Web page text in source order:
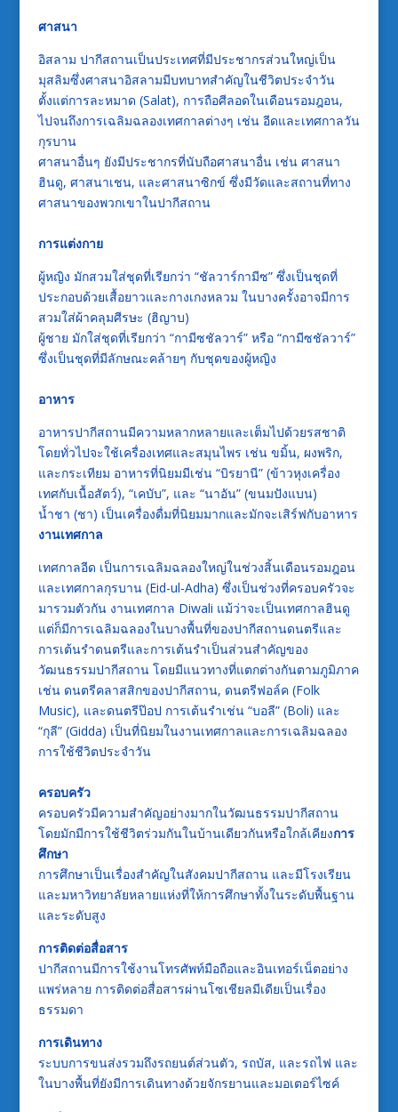
ศาสนา
อิสลาม ปากีสถานเป็นประเทศที่มีประชากรส่วนใหญ่เป็น
มุสลิมซึ่งศาสนาอิสลามมีบทบาทสำคัญในชีวิตประจำวัน
ตั้งแต่การละหมาด (Salat), การถือศีลอดในเดือนรอมฎอน,
ไปจนถึงการเฉลิมฉลองเทศกาลต่างๆ เช่น อีดและเทศกาลวัน
กุรบาน
ศาสนาอื่นๆ ยังมีประชากรที่นับถือศาสนาอื่น เช่น ศาสนา
ฮินดู, ศาสนาเชน, และศาสนาซิกข์ ซึ่งมีวัดและสถานที่ทาง
ศาสนาของพวกเขาในปากีสถาน
การแต่งกาย
ผู้หญิง มักสวมใส่ชุดที่เรียกว่า “ชัลวาร์กามีซ” ซึ่งเป็นชุดที่
ประกอบด้วยเสื้อยาวและกางเกงหลวม ในบางครั้งอาจมีการ
สวมใส่ผ้าคลุมศีรษะ (ฮิญาบ)
ผู้ชาย มักใส่ชุดที่เรียกว่า “กามีซชัลวาร์” หรือ “กามีซชัลวาร์”
ซึ่งเป็นชุดที่มีลักษณะคล้ายๆ กับชุดของผู้หญิง
อาหาร
อาหารปากีสถานมีความหลากหลายและเต็มไปด้วยรสชาติ
โดยทั่วไปจะใช้เครื่องเทศและสมุนไพร เช่น ขมิ้น, ผงพริก,
และกระเทียม อาหารที่นิยมมีเช่น “บิรยานี” (ข้าวหุงเครื่อง
เทศกับเนื้อสัตว์), “เคบับ”, และ “นาอัน” (ขนมปังแบน)
น้ำชา (ชา) เป็นเครื่องดื่มที่นิยมมากและมักจะเสิร์ฟกับอาหาร
งานเทศกาล
เทศกาลอีด เป็นการเฉลิมฉลองใหญ่ในช่วงสิ้นเดือนรอมฎอน
และเทศกาลกุรบาน (Eid-ul-Adha) ซึ่งเป็นช่วงที่ครอบครัวจะ
มารวมตัวกัน งานเทศกาล Diwali แม้ว่าจะเป็นเทศกาลฮินดู
แต่ก็มีการเฉลิมฉลองในบางพื้นที่ของปากีสถานดนตรีและ
การเต้นรำดนตรีและการเต้นรำเป็นส่วนสำคัญของ
วัฒนธรรมปากีสถาน โดยมีแนวทางที่แตกต่างกันตามภูมิภาค
เช่น ดนตรีคลาสสิกของปากีสถาน, ดนตรีฟอล์ค (Folk
Music), และดนตรีป๊อป การเต้นรำเช่น “บอลี” (Boli) และ
“กุลี” (Gidda) เป็นที่นิยมในงานเทศกาลและการเฉลิมฉลอง
การใช้ชีวิตประจำวัน
ครอบครัว
ครอบครัวมีความสำคัญอย่างมากในวัฒนธรรมปากีสถาน
โดยมักมีการใช้ชีวิตร่วมกันในบ้านเดียวกันหรือใกล้เคียงการ
ศึกษา
การศึกษาเป็นเรื่องสำคัญในสังคมปากีสถาน และมีโรงเรียน
และมหาวิทยาลัยหลายแห่งที่ให้การศึกษาทั้งในระดับพื้นฐาน
และระดับสูง
การติดต่อสื่อสาร
ปากีสถานมีการใช้งานโทรศัพท์มือถือและอินเทอร์เน็ตอย่าง
แพร่หลาย การติดต่อสื่อสารผ่านโซเชียลมีเดียเป็นเรื่อง
ธรรมดา
การเดินทาง
ระบบการขนส่งรวมถึงรถยนต์ส่วนตัว, รถบัส, และรถไฟ และ
ในบางพื้นที่ยังมีการเดินทางด้วยจักรยานและมอเตอร์ไซค์